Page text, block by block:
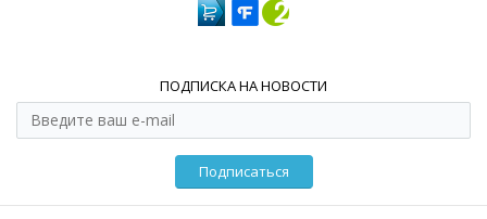
ПОДПИСКА НА НОВОСТИ
Подписаться